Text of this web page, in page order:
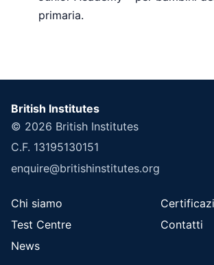
primaria.
British Institutes
© 2026 British Institutes
C.F. 13195130151
enquire@britishinstitutes.org
Chi siamo
Test Centre
Contatti
News